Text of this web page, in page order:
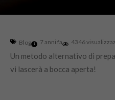
Un metodo alternativo di
vi lascerà a bocca aperta!
Blog 7 anni fa 4346